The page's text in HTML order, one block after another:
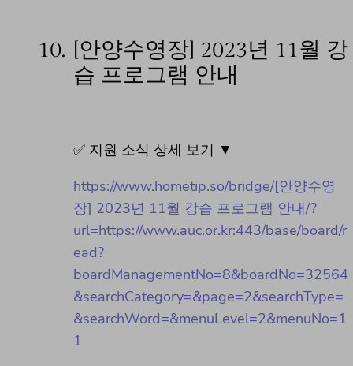
10. [안양수영장] 2023년 11월 강
습 프로그램 안내
✅ 지원 소식 상세 보기 ▼
https://www.hometip.so/bridge/[안양수영
장] 2023년 11월 강습 프로그램 안내/?
url=https://www.auc.or.kr:443/base/board/r
ead?
boardManagementNo=8&boardNo=32564
&searchCategory=&page=2&searchType=
&searchWord=&menuLevel=2&menuNo=1
1